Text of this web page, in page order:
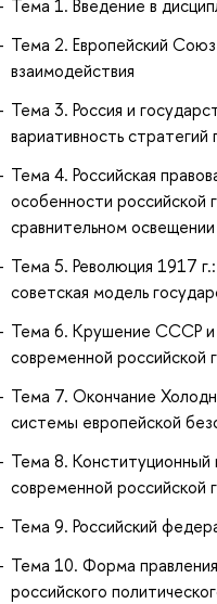
Тема 1. Введение в
Тема 2. Европейский
взаимодействия
Тема 3. Россия и
вариативность стратегий
Тема 4. Российская
особенности российской
сравнительном освещении
Тема 5. Революция 1917
советская модель
Тема 6. Крушение СССР и
современной российской
Тема 7. Окончание
системы европейской
Тема 8. Конституционный
современной российской
Тема 9. Российский
Тема 10. Форма
российского